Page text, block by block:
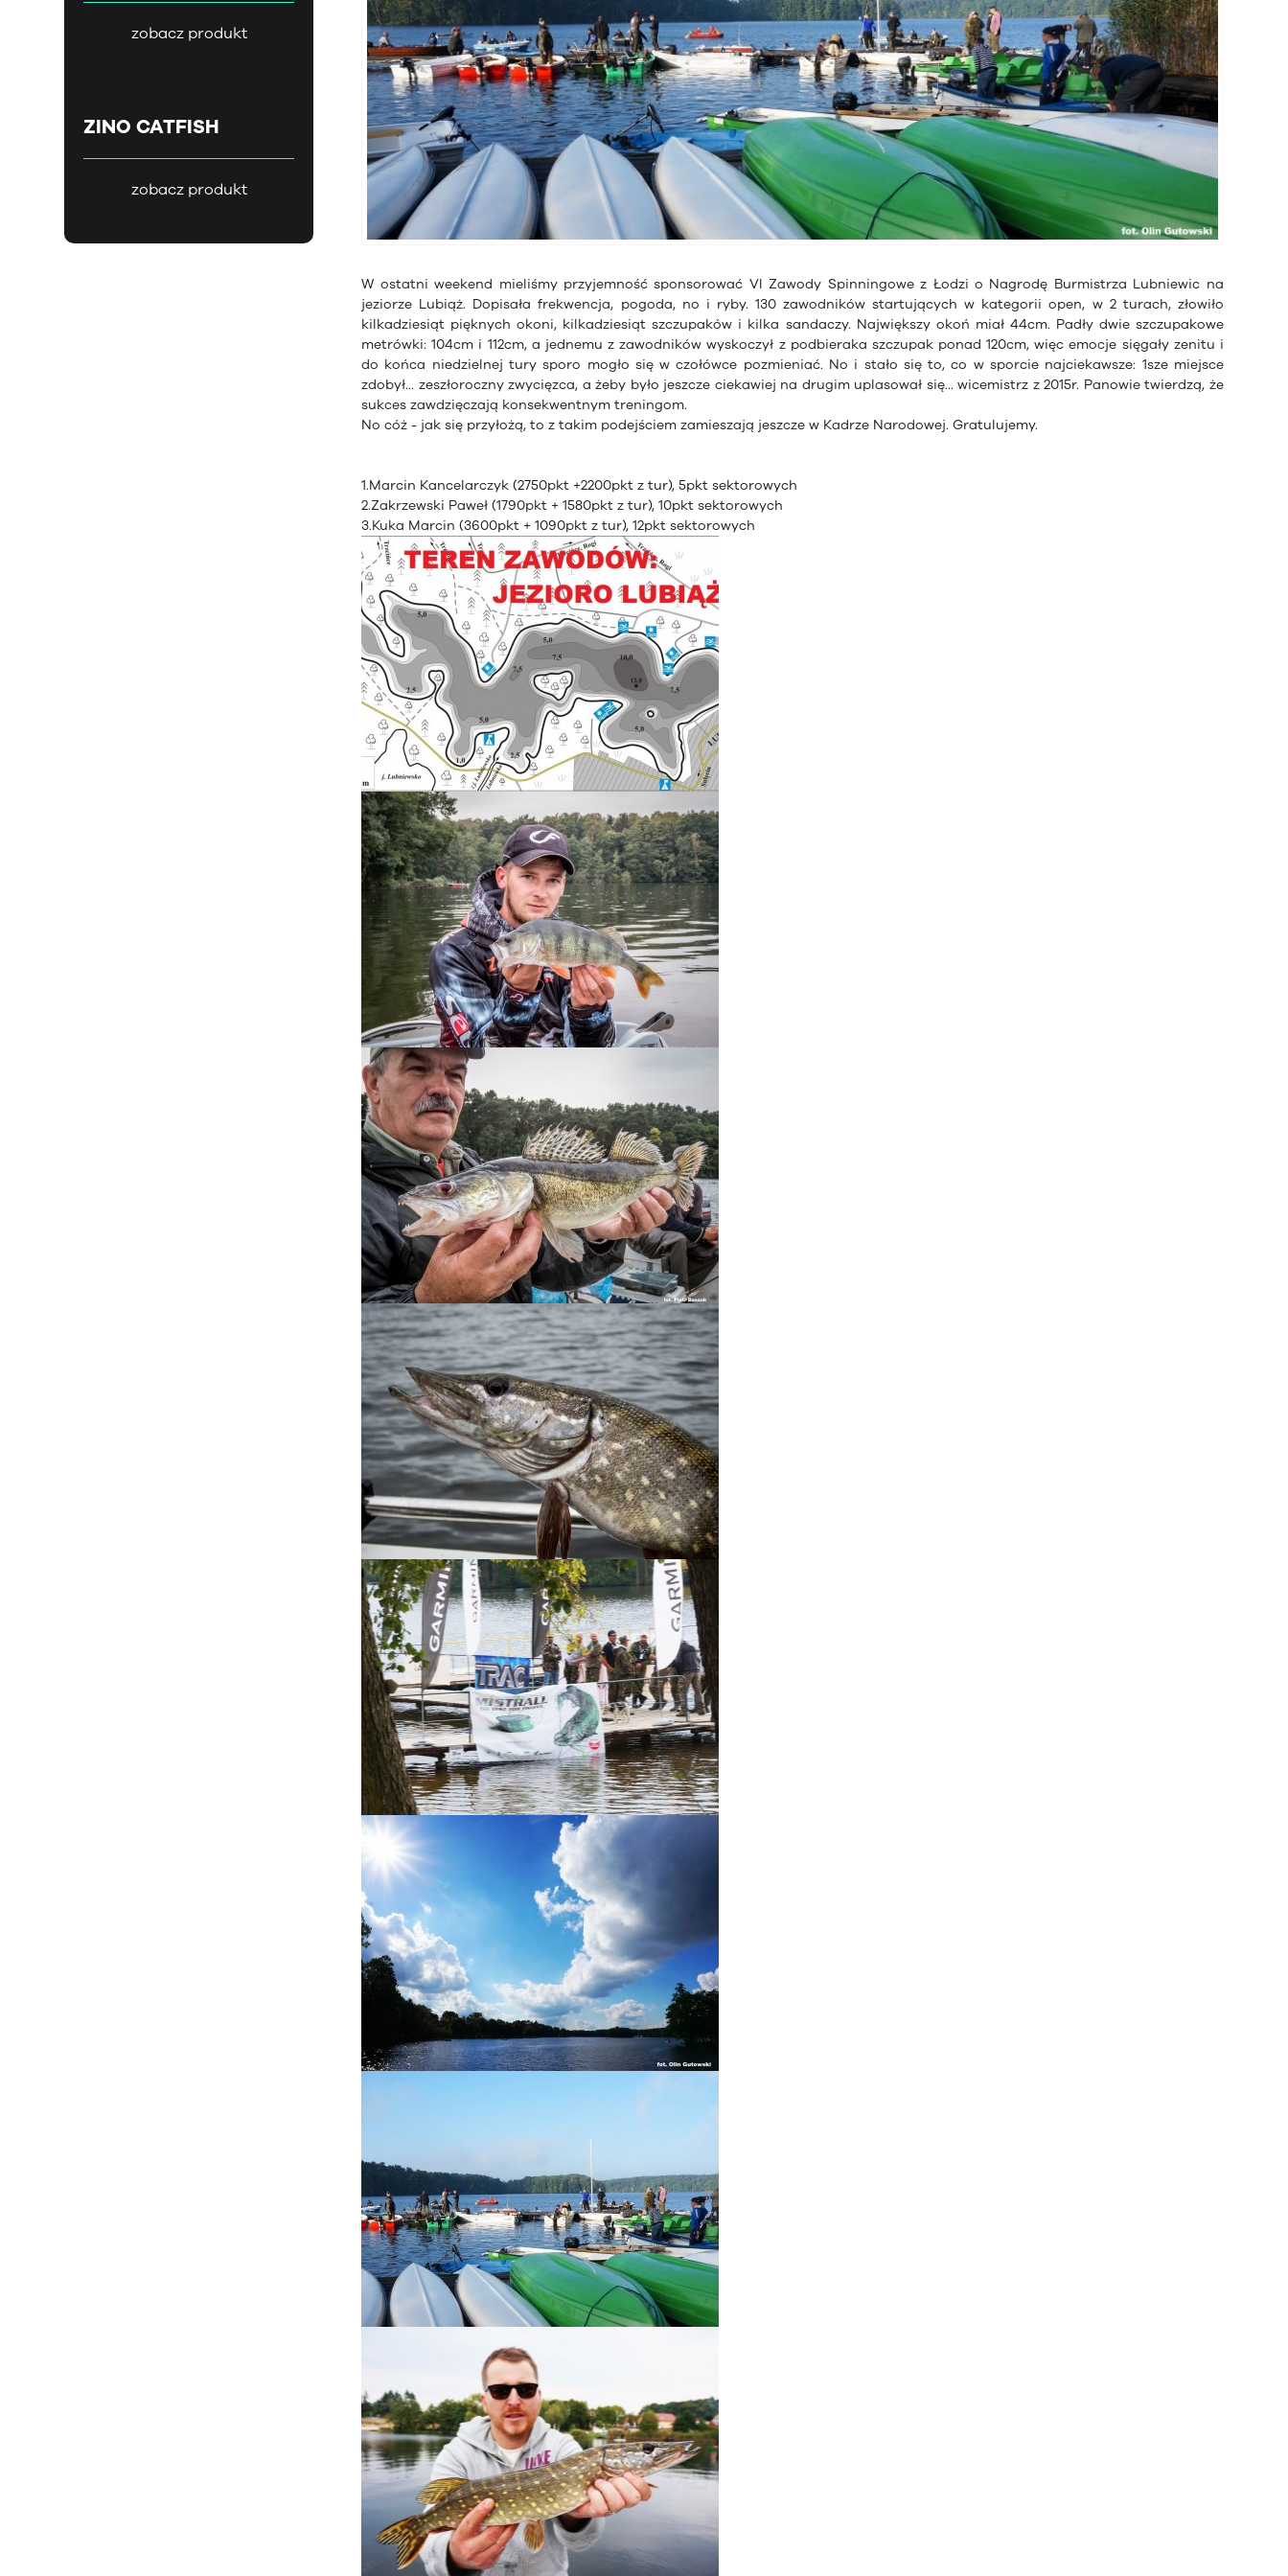
W ostatni weekend mieliśmy przyjemność sponsorować VI Zawody Spinningowe z Łodzi o Nagrodę Burmistrza Lubniewic na
jeziorze Lubiąż. Dopisała frekwencja, pogoda, no i ryby. 130 zawodników startujących w kategorii open, w 2 turach, złowiło
kilkadziesiąt pięknych okoni, kilkadziesiąt szczupaków i kilka sandaczy. Największy okoń miał 44cm. Padły dwie szczupakowe
metrówki: 104cm i 112cm, a jednemu z zawodników wyskoczył z podbieraka szczupak ponad 120cm, więc emocje sięgały zenitu i
do końca niedzielnej tury sporo mogło się w czołówce pozmieniać. No i stało się to, co w sporcie najciekawsze: 1sze miejsce
zdobył... zeszłoroczny zwycięzca, a żeby było jeszcze ciekawiej na drugim uplasował się... wicemistrz z 2015r. Panowie twierdzą, że
sukces zawdzięczają konsekwentnym treningom.
No cóż - jak się przyłożą, to z takim podejściem zamieszają jeszcze w Kadrze Narodowej. Gratulujemy.
1.Marcin Kancelarczyk (2750pkt +2200pkt z tur), 5pkt sektorowych
2.Zakrzewski Paweł (1790pkt + 1580pkt z tur), 10pkt sektorowych
3.Kuka Marcin (3600pkt + 1090pkt z tur), 12pkt sektorowych
zobacz produkt
ZINO CATFISH
zobacz produkt